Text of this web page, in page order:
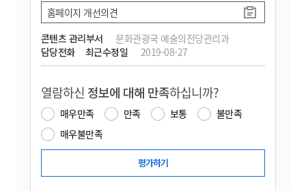
콘텐츠 관리부서
문화관광국 예술의전당관리과
담당전화
최근수정일 2019-08-27
홈페이지 개선의견
열람하신 정보에 대해 만족하십니까?
매우만족 만족 보통
불만족
매우불만족